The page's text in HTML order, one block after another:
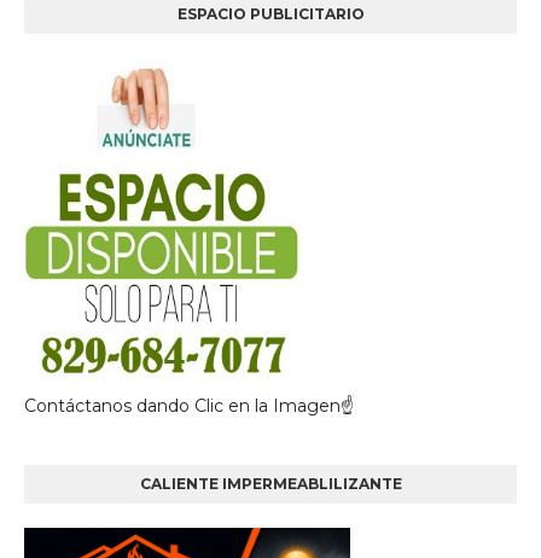
ESPACIO PUBLICITARIO
Contáctanos dando Clic en la Imagen☝
CALIENTE IMPERMEABLILIZANTE